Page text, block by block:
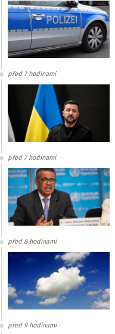
před 7 hodinami
před 7 hodinami
před 8 hodinami
před 9 hodinami